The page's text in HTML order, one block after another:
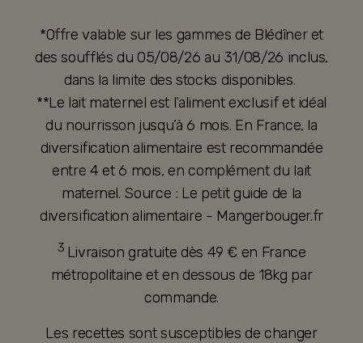
*Offre valable sur les gammes de Blédîner et
des soufflés du 05/08/26 au 31/08/26 inclus,
dans la limite des stocks disponibles.
**Le lait maternel est l’aliment exclusif et idéal
du nourrisson jusqu’à 6 mois. En France, la
diversification alimentaire est recommandée
entre 4 et 6 mois, en complément du lait
maternel. Source : Le petit guide de la
diversification alimentaire - Mangerbouger.fr
3 Livraison gratuite dès 49 € en France
métropolitaine et en dessous de 18kg par
commande.
Les recettes sont susceptibles de changer